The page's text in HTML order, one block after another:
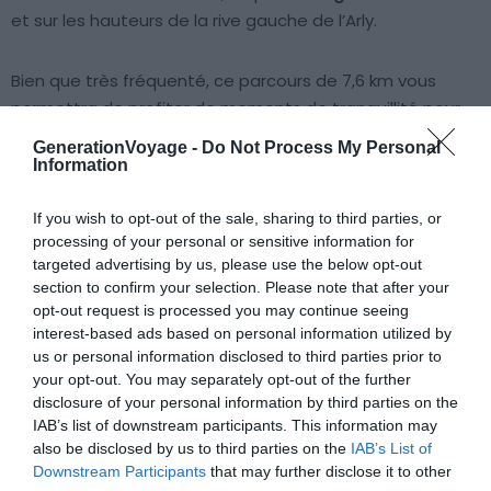
GenerationVoyage - Do Not Process My Personal
Information
If you wish to opt-out of the sale, sharing to third parties, or
processing of your personal or sensitive information for
targeted advertising by us, please use the below opt-out
section to confirm your selection. Please note that after your
opt-out request is processed you may continue seeing
interest-based ads based on personal information utilized by
us or personal information disclosed to third parties prior to
your opt-out. You may separately opt-out of the further
disclosure of your personal information by third parties on the
IAB’s list of downstream participants. This information may
also be disclosed by us to third parties on the IAB’s List of
Downstream Participants that may further disclose it to other
et sur les hauteurs de la rive gauche de l’Arly.
Bien que très fréquenté, ce parcours de 7,6 km vous
permettra de profiter de moments de tranquillité pour
admirer les incroyables paysages et vous imprégner d’un
cadre paisible unique. Après avoir sillonné les paysages
vue à couper le souffle une fois arrivéau sommet du
Mont Lachat . Ce dernier culmine à plus de 2 000 mètres
au-dessus desVillards-sur-Thônes , et est marqué par
une croix en fer fabriquée par les Villardins.
Au sommet, vous aurez peut-être comme nous le
sentiment de dominer le monde ! En effet, la vue dévoile
un splendide panorama sur les Alpes, et en particulier sur
Mont Blanc, qui semble si imposant et si petit à la
fois… après près de 3 heures de marche, cette vision